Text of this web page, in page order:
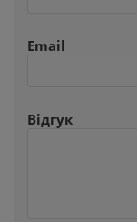
Email
Відгук